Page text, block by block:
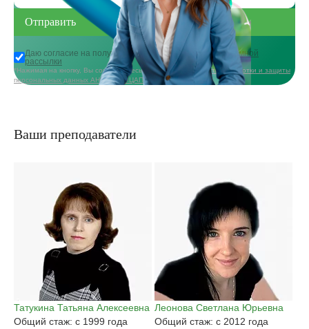
Даю согласие на получениеинформационной и рекламной
рассылки
*Нажимая на кнопку, Вы соглашаетесь сполитикой в области обработки и защиты
персональных данных АНО ДПО «ЦАППКК»
Ваши преподаватели
Татукина Татьяна Алексеевна
Общий стаж: с 1999 года
Леонова Светлана Юрьевна
Общий стаж: с 2012 года